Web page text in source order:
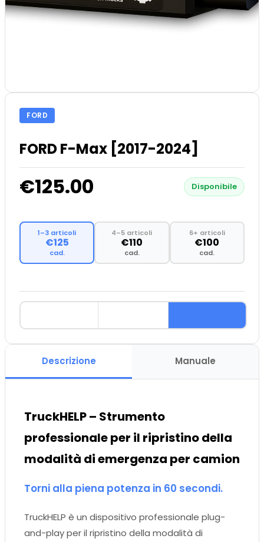
FORD
FORD F-Max [2017-2024]
€125.00 Disponibile
1–3 articoli
€125
cad.
4–5 articoli
€110
cad.
6+ articoli
€100
cad.
Descrizione Manuale
TruckHELP – Strumento
professionale per il ripristino della
modalità di emergenza per camion
Torni alla piena potenza in 60 secondi.
TruckHELP è un dispositivo professionale plug-
and-play per il ripristino della modalità di